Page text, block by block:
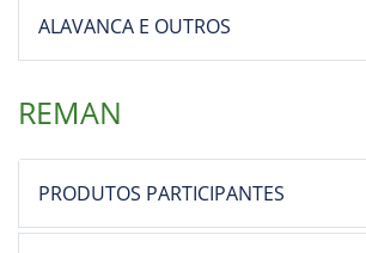
ALAVANCA E OUTROS
REMAN
PRODUTOS PARTICIPANTES